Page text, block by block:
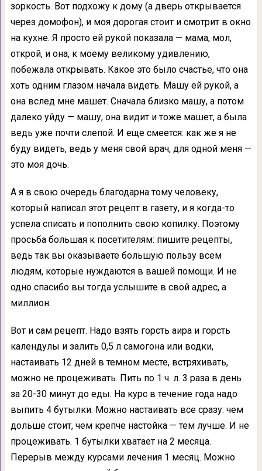
зоркость. Вот подхожу к дому (а дверь открывается
через домофон), и моя дорогая стоит и смотрит в окно
на кухне. Я просто ей рукой показала — мама, мол,
открой, и она, к моему великому удивлению,
побежала открывать. Какое это было счастье, что она
хоть одним глазом начала видеть. Машу ей рукой, а
она вслед мне машет. Сначала близко машу, а потом
далеко уйду — машу, она видит и тоже машет, а была
ведь уже почти слепой. И еще смеется: как же я не
буду видеть, ведь у меня свой врач, для одной меня —
это моя дочь.
А я в свою очередь благодарна тому человеку,
который написал этот рецепт в газету, и я когда-то
успела списать и пополнить свою копилку. Поэтому
просьба большая к посетителям: пишите рецепты,
ведь так вы оказываете большую пользу всем
людям, которые нуждаются в вашей помощи. И не
одно спасибо вы тогда услышите в свой адрес, а
миллион.
Вот и сам рецепт. Надо взять горсть аира и горсть
календулы и залить 0,5 л самогона или водки,
настаивать 12 дней в темном месте, встряхивать,
можно не процеживать. Пить по 1 ч. л. 3 раза в день
за 20-30 минут до еды. На курс в течение года надо
выпить 4 бутылки. Можно настаивать все сразу: чем
дольше стоит, чем крепче настойка — тем лучше. И не
процеживать. 1 бутылки хватает на 2 месяца.
Перерыв между курсами лечения 1 месяц. Можно